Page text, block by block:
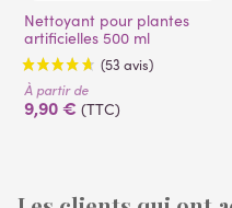
Nettoyant pour plantes
artificielles 500 ml
À partir de
9,90 € (TTC)